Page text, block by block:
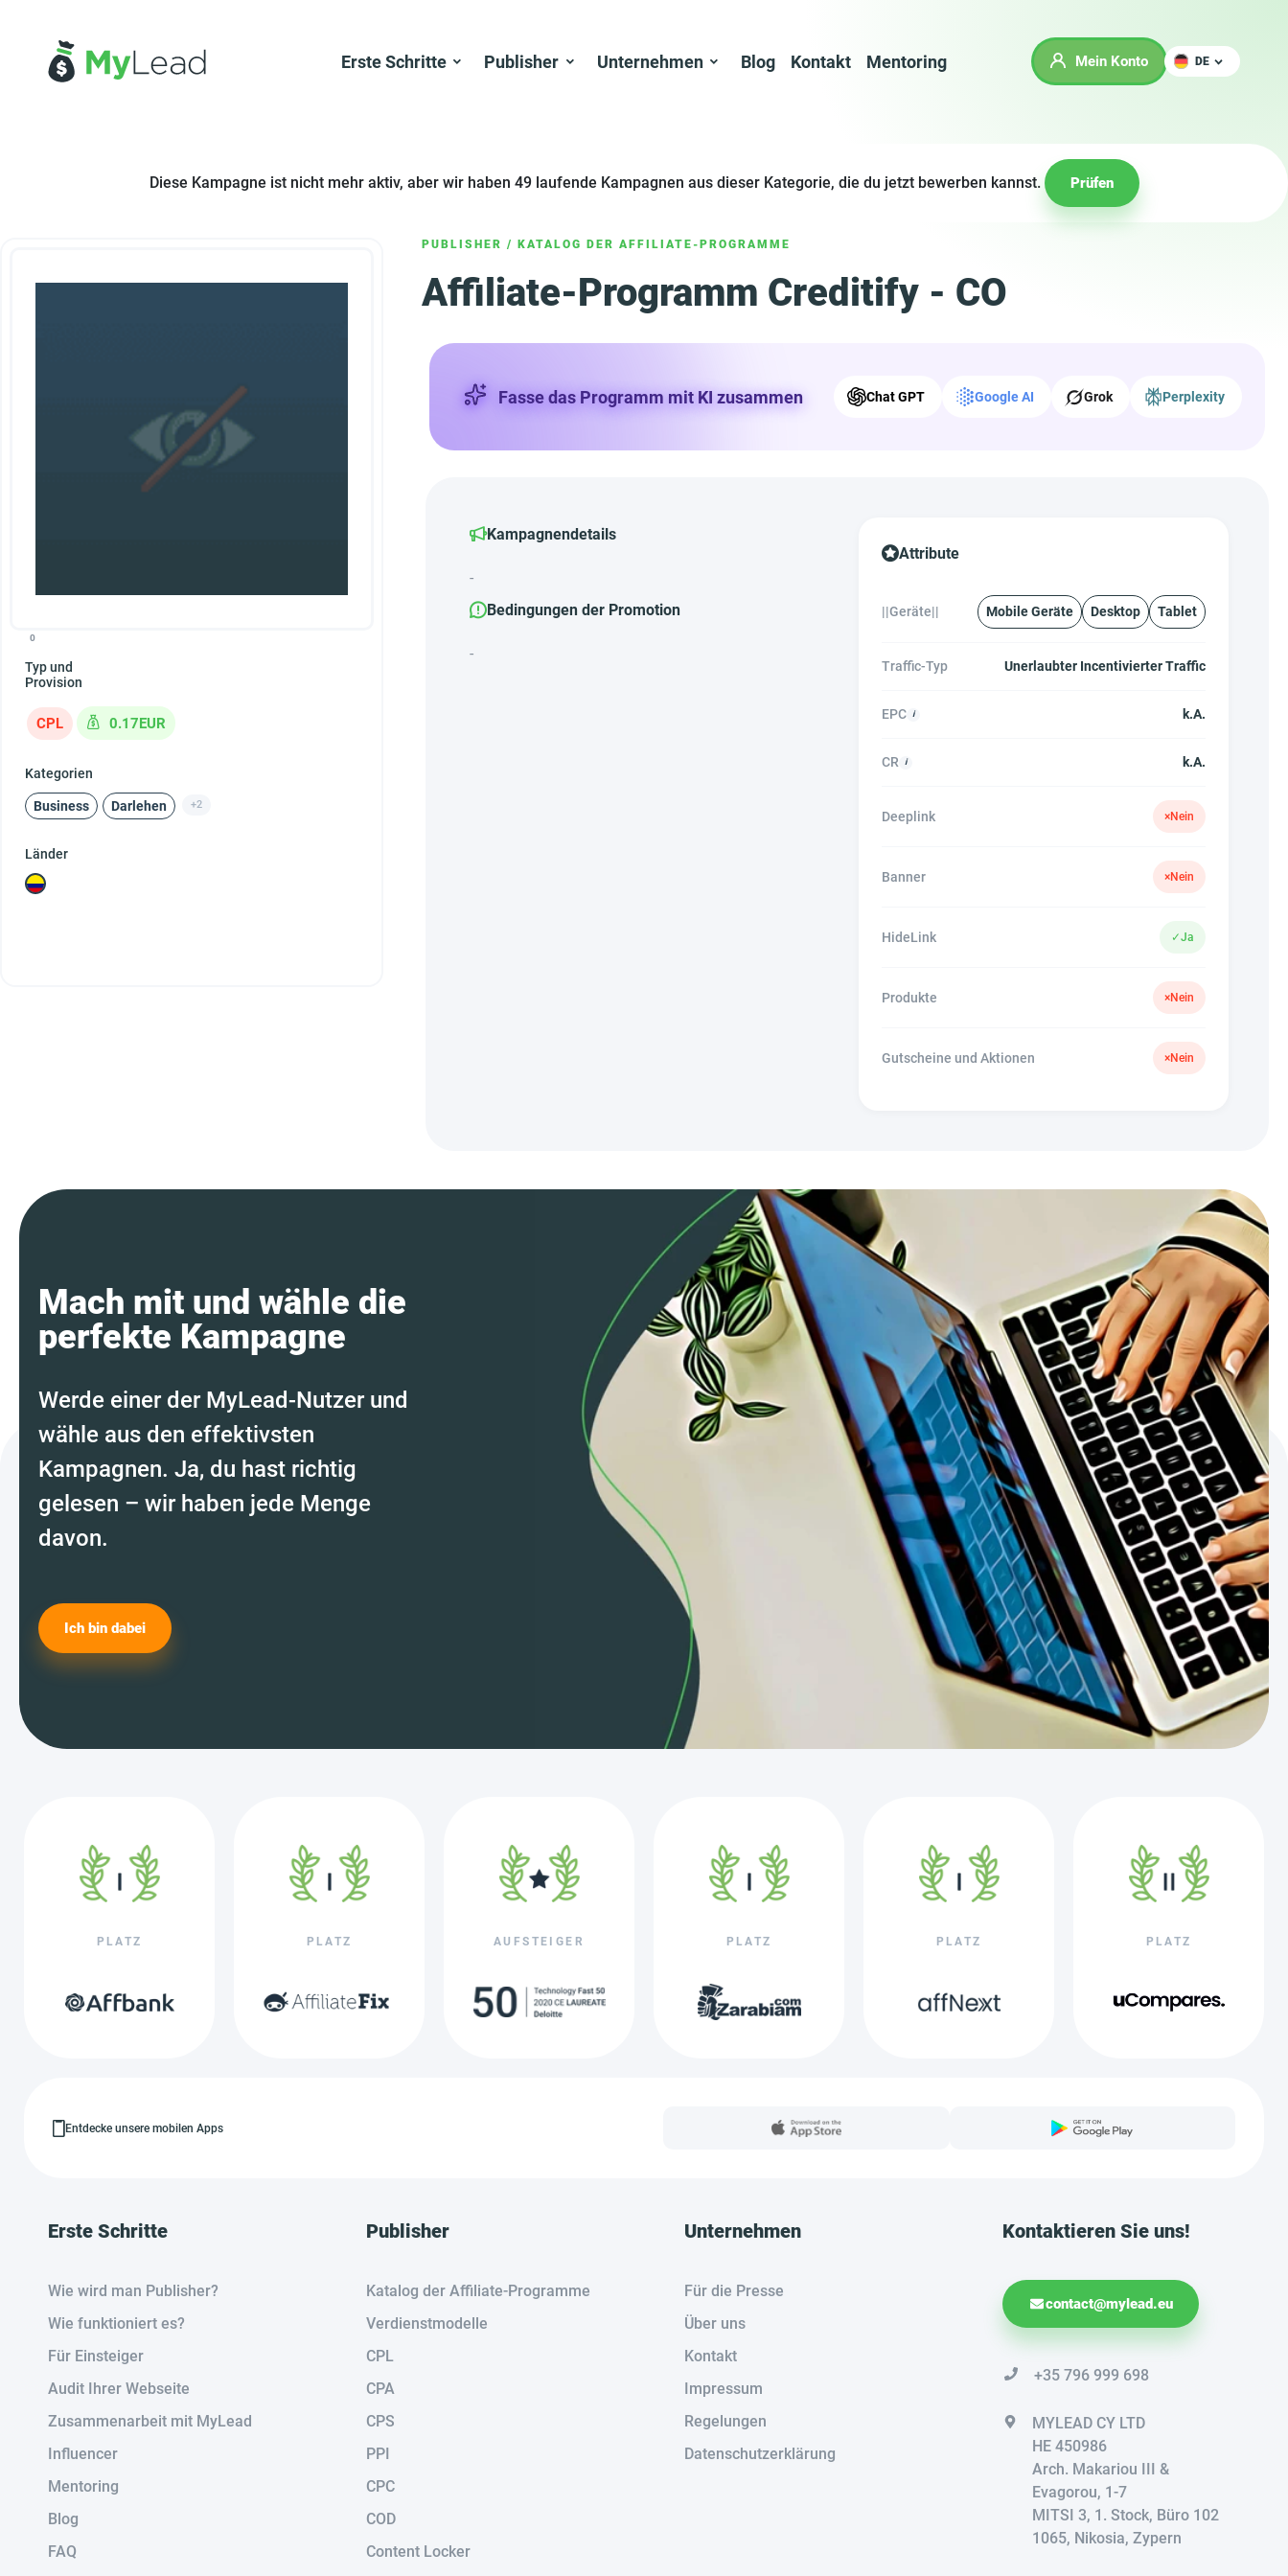
Erste Schritte Publisher Unternehmen Blog Kontakt Mentoring Mein Konto DE
Diese Kampagne ist nicht mehr aktiv, aber wir haben 49 laufende Kampagnen aus dieser Kategorie, die du jetzt bewerben kannst. Prüfen
PUBLISHER / KATALOG DER AFFILIATE-PROGRAMME
Affiliate-Programm Creditify - CO
0
Typ und
Provision
CPL 0.17EUR
Kategorien
Business Darlehen +2
Länder
Fasse das Programm mit KI zusammen Chat GPT Google AI Grok Perplexity
Kampagnendetails
-
Bedingungen der Promotion
-
Attribute
||Geräte|| Mobile Geräte Desktop Tablet
Traffic-Typ Unerlaubter Incentivierter Traffic
EPC k.A.
CR k.A.
Deeplink ×Nein
Banner ×Nein
HideLink ✓Ja
Produkte ×Nein
Gutscheine und Aktionen ×Nein
Mach mit und wähle die
perfekte Kampagne
Werde einer der MyLead-Nutzer und
wähle aus den effektivsten
Kampagnen. Ja, du hast richtig
gelesen – wir haben jede Menge
davon.
Ich bin dabei
PLATZ PLATZ AUFSTEIGER PLATZ PLATZ PLATZ
Entdecke unsere mobilen Apps
Erste Schritte
Wie wird man Publisher?
Wie funktioniert es?
Für Einsteiger
Audit Ihrer Webseite
Zusammenarbeit mit MyLead
Influencer
Mentoring
Blog
FAQ
Publisher
Katalog der Affiliate-Programme
Verdienstmodelle
CPL
CPA
CPS
PPI
CPC
COD
Content Locker
Unternehmen
Für die Presse
Über uns
Kontakt
Impressum
Regelungen
Datenschutzerklärung
Kontaktieren Sie uns!
contact@mylead.eu
+35 796 999 698
MYLEAD CY LTD
HE 450986
Arch. Makariou III &
Evagorou, 1-7
MITSI 3, 1. Stock, Büro 102
1065, Nikosia, Zypern